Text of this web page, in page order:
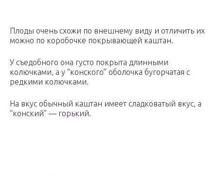
Плоды очень схожи по внешнему виду и отличить их
можно по коробочке покрывающей каштан.
У съедобного она густо покрыта длинными
колючками, а у “конского” оболочка бугорчатая с
редкими колючками.
На вкус обычный каштан имеет сладковатый вкус, а
“конский” — горький.